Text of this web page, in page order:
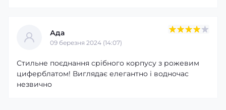
Ада
09 березня 2024 (14:07)
Стильне поєднання срібного корпусу з рожевим
циферблатом! Виглядає елегантно і водночас
незвично